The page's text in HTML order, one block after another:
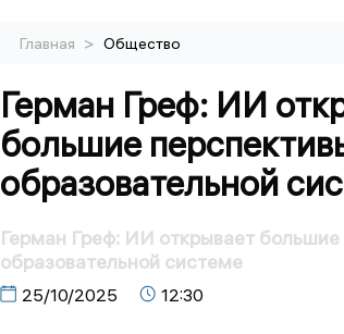
Главная > Общество
Герман Греф: ИИ
большие
образовательной
Герман Греф: ИИ открывает большие
образовательной системе
25/10/2025 12:30